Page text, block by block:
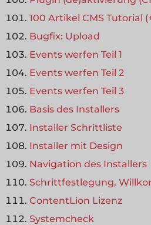
100 Artikel CMS Tutorial
Bugfix: Upload
Events werfen Teil 1
Events werfen Teil 2
Events werfen Teil 3
Basis des Installers
Installer Schrittliste
Installer mit Design
Navigation des Installers
Schrittfestlegung,
ContentLion Lizenz
Systemcheck